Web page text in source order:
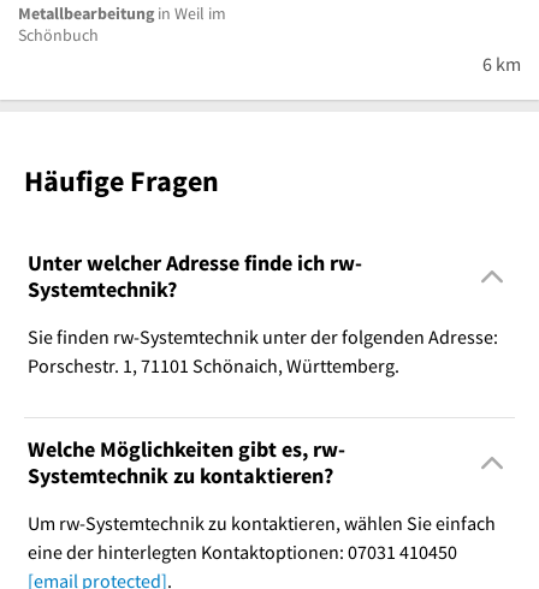
Metallbearbeitung in Weil im
Schönbuch
6 km
Häufige Fragen
Unter welcher Adresse finde ich rw-
Systemtechnik?
Sie finden rw-Systemtechnik unter der folgenden Adresse:
Porschestr. 1, 71101 Schönaich, Württemberg.
Welche Möglichkeiten gibt es, rw-
Systemtechnik zu kontaktieren?
Um rw-Systemtechnik zu kontaktieren, wählen Sie einfach
eine der hinterlegten Kontaktoptionen: 07031 410450
[email protected].